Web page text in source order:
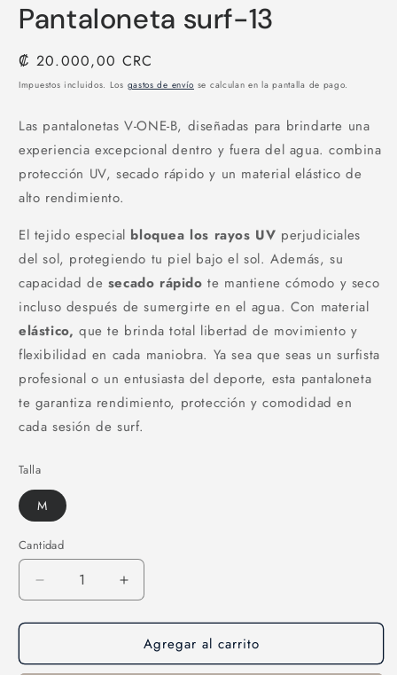
una
ventana
Pantaloneta surf-13
Precio
habitual
₡ 20.000,00 CRC
Impuestos incluidos. Los gastos de envío se calculan en la pantalla de pago.
Las pantalonetas V-ONE-B, diseñadas para brindarte una
experiencia excepcional dentro y fuera del agua. combina
protección UV, secado rápido y un material elástico de
alto rendimiento.
El tejido especial bloquea los rayos UV perjudiciales
del sol, protegiendo tu piel bajo el sol. Además, su
capacidad de secado rápido te mantiene cómodo y seco
incluso después de sumergirte en el agua. Con material
elástico, que te brinda total libertad de movimiento y
flexibilidad en cada maniobra. Ya sea que seas un surfista
profesional o un entusiasta del deporte, esta pantaloneta
te garantiza rendimiento, protección y comodidad en
cada sesión de surf.
Talla
M
Cantidad
Cantidad
Reducir
cantidad
para
surf-
Aumentar
cantidad
para
Pantaloneta
surf-
Agregar al carrito